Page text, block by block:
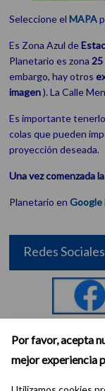
Por favor, acepta
mejor experiencia
Seleccione elMAPA
Es Zona Azul de
Planetario es zona25
embargo, hay otros
imagen). La Calle
Es importante
colas que pueden
proyección deseada.
Una vez comenzada
Planetario enGoogle
Redes Sociales